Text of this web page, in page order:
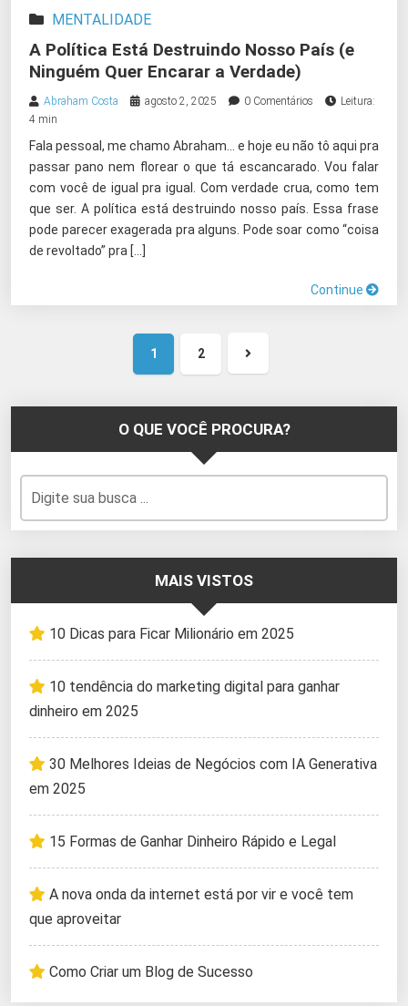
MENTALIDADE
A Política Está Destruindo Nosso País (e
Ninguém Quer Encarar a Verdade)
Abraham Costa agosto 2, 2025 0 Comentários
Leitura:
4 min
Fala pessoal, me chamo Abraham… e hoje eu não tô aqui pra
passar pano nem florear o que tá escancarado. Vou falar
com você de igual pra igual. Com verdade crua, como tem
que ser. A política está destruindo nosso país. Essa frase
pode parecer exagerada pra alguns. Pode soar como “coisa
de revoltado” pra […]
Continue
1
2
O QUE VOCÊ PROCURA?
MAIS VISTOS
10 Dicas para Ficar Milionário em 2025
10 tendência do marketing digital para ganhar
dinheiro em 2025
30 Melhores Ideias de Negócios com IA Generativa
em 2025
15 Formas de Ganhar Dinheiro Rápido e Legal
A nova onda da internet está por vir e você tem
que aproveitar
Como Criar um Blog de Sucesso